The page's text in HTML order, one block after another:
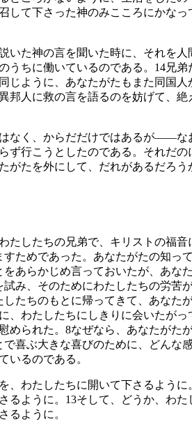
して下さった神のみこころにかな
いた神の言を聞いた時に、それを
ちに働いているのである。 14兄弟
ように、あなたがたもまた同国人
邦人に救の言を語るのを妨げて、
く、からだだけではあるが――な
行こうとしたのである。それだの
たを外にして、だれがあるだろう
たしたちの兄弟で、キリストの福
ためであった。あなたがたの知っ
あらかじめ言っておいたが、あな
み、そのためにわたしたちの労苦
たちのもとに帰ってきて、あなた
わたしたちにしきりに会いたがっ
められた。 8なぜなら、あなたがた
喜ぶ大きな喜びのために、どんな
いるのである。
わたしたちに開いて下さるように
るように。 13そして、どうか、わ
るように。